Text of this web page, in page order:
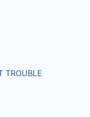
TROUBLE